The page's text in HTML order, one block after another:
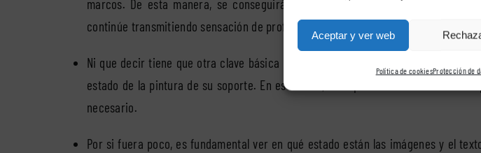
Aceptar y ver web
Política de cookiesProtección de
marcos. De esta manera, se conseguirá que la valla siga teniendo la mayor
continúe transmitiendo sensación de profesionalidad.
Ni que decir tiene que otra clave básica para conseguir que se mantenga en
estado de la pintura de su soporte. En este caso, se le puede realizar una nueva
necesario.
Por si fuera poco, es fundamental ver en qué estado están las imágenes y el